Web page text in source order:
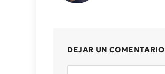
DEJAR UN COMENTARIO